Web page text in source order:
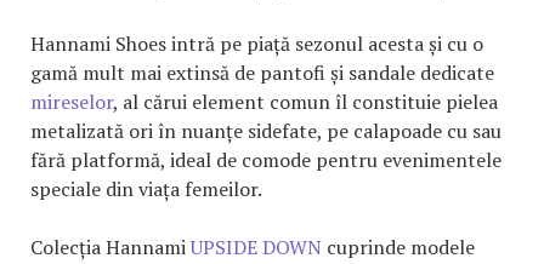
Hannami Shoes intră pe piață sezonul acesta și cu o
gamă mult mai extinsă de pantofi și sandale dedicate
mireselor, al cărui element comun îl constituie pielea
metalizată ori în nuanțe sidefate, pe calapoade cu sau
fără platformă, ideal de comode pentru evenimentele
speciale din viața femeilor.
Colecția HannamiUPSIDE DOWN cuprinde modele